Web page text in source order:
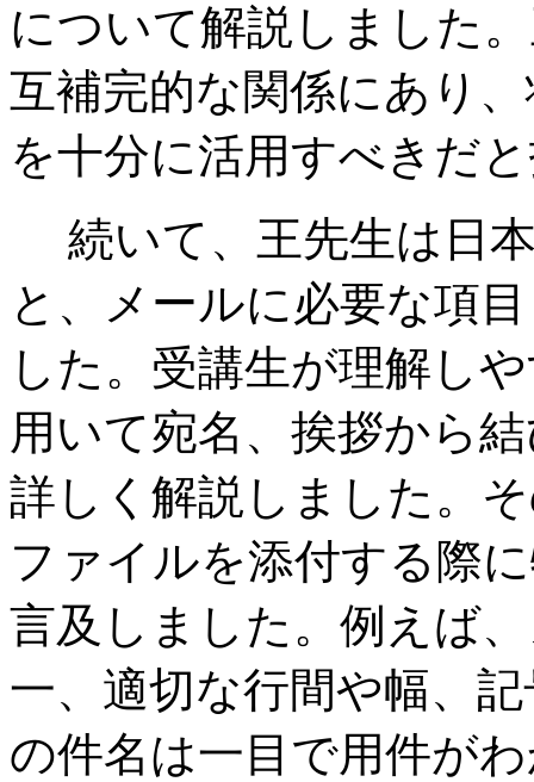
について解説しました
互補完的な関係にあり
を十分に活用すべきだ
続いて、王先生は日
と、メールに必要な項
した。受講生が理解し
用いて宛名、挨拶から
詳しく解説しました。
ファイルを添付する際
言及しました。例えば
一、適切な行間や幅、
の件名は一目で用件が